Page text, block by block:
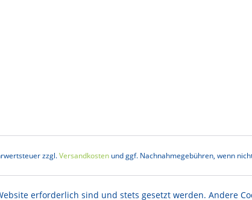
zzgl.Versandkosten und ggf. Nachnahmegebühren, wenn
erforderlich sind und stets gesetzt werden. Andere